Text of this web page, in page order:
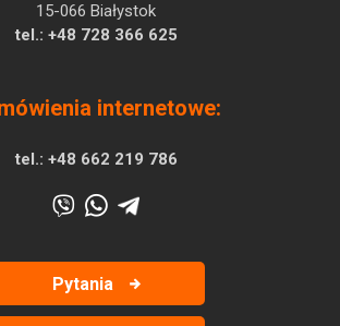
15-066 Białystok
tel.: +48 728 366 625
internetowe:
tel.: +48 662 219 786
Pytania